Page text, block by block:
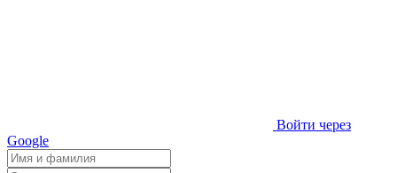
Войти через
Google